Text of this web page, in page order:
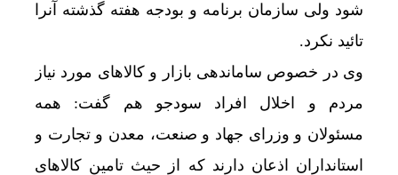
شود ولی سازمان برنامه و بودجه هفته گذشته آنرا
تائید نکرد.
وی در خصوص ساماندهی بازار و کالاهای مورد نیاز
مردم و اخلال افراد سودجو هم گفت: همه
مسئولان و وزرای جهاد و صنعت، معدن و تجارت و
استانداران اذعان دارند که از حیث تامین کالاهای